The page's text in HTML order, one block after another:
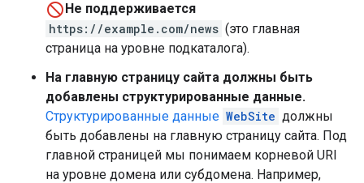
Не поддерживается
https://example.com/news (это главная
страница на уровне подкаталога).
На главную страницу сайта должны быть
добавлены структурированные данные.
Структурированные данные WebSite должны
быть добавлены на главную страницу сайта. Под
главной страницей мы понимаем корневой URI
на уровне домена или субдомена. Например,